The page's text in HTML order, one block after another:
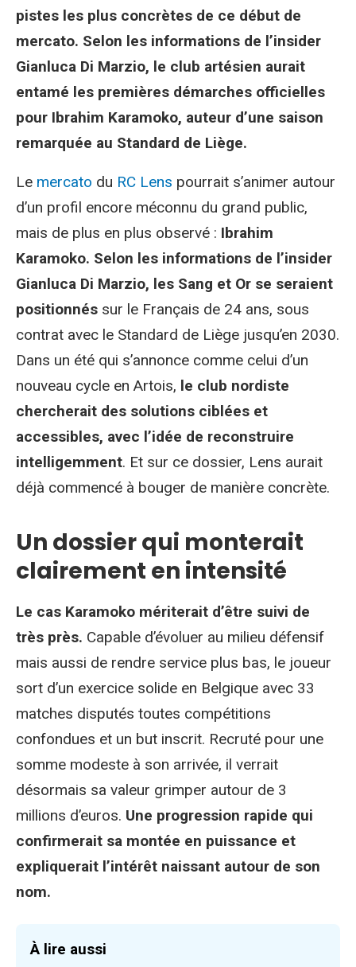
pistes les plus concrètes de ce début de
mercato. Selon les informations de l’insider
Gianluca Di Marzio, le club artésien aurait
entamé les premières démarches officielles
pour Ibrahim Karamoko, auteur d’une saison
remarquée au Standard de Liège.
Le mercato du RC Lens pourrait s’animer autour
d’un profil encore méconnu du grand public,
mais de plus en plus observé : Ibrahim
Karamoko. Selon les informations de l’insider
Gianluca Di Marzio, les Sang et Or se seraient
positionnés sur le Français de 24 ans, sous
contrat avec le Standard de Liège jusqu’en 2030.
Dans un été qui s’annonce comme celui d’un
nouveau cycle en Artois, le club nordiste
chercherait des solutions ciblées et
accessibles, avec l’idée de reconstruire
intelligemment. Et sur ce dossier, Lens aurait
déjà commencé à bouger de manière concrète.
Un dossier qui monterait
clairement en intensité
Le cas Karamoko mériterait d’être suivi de
très près. Capable d’évoluer au milieu défensif
mais aussi de rendre service plus bas, le joueur
sort d’un exercice solide en Belgique avec 33
matches disputés toutes compétitions
confondues et un but inscrit. Recruté pour une
somme modeste à son arrivée, il verrait
désormais sa valeur grimper autour de 3
millions d’euros. Une progression rapide qui
confirmerait sa montée en puissance et
expliquerait l’intérêt naissant autour de son
nom.
À lire aussi